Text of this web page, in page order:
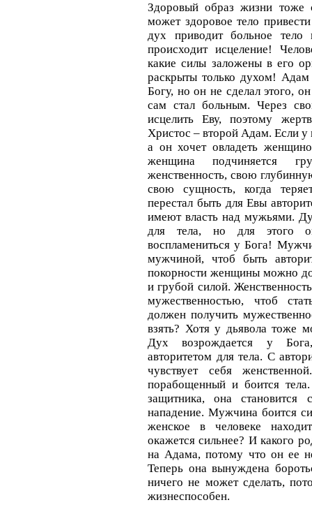
Здоровый образ жизни тоже
может здоровое тело
дух приводит больное
происходит исцеление!
какие силы заложены в его
раскрыты только духом!
Богу, но он не сделал этого,
сам стал больным. Через
исцелить Еву, поэтому
Христос – второй Адам. Если
а он хочет овладеть
женщина подчиняется
женственность, свою
свою сущность, когда
перестал быть для Евы
имеют власть над мужьями.
для тела, но для этого
воспламениться у Бога!
мужчиной, чтоб быть
покорности женщины можно
и грубой силой.
мужественностью, чтоб
должен получить
взять? Хотя у дьявола тоже
Дух возрождается у
авторитетом для тела. С
чувствует себя
порабощенный и боится
защитника, она
нападение. Мужчина боится
женское в человеке
окажется сильнее? И какого
на Адама, потому что он ее
Теперь она вынуждена
ничего не может сделать,
жизнеспособен.